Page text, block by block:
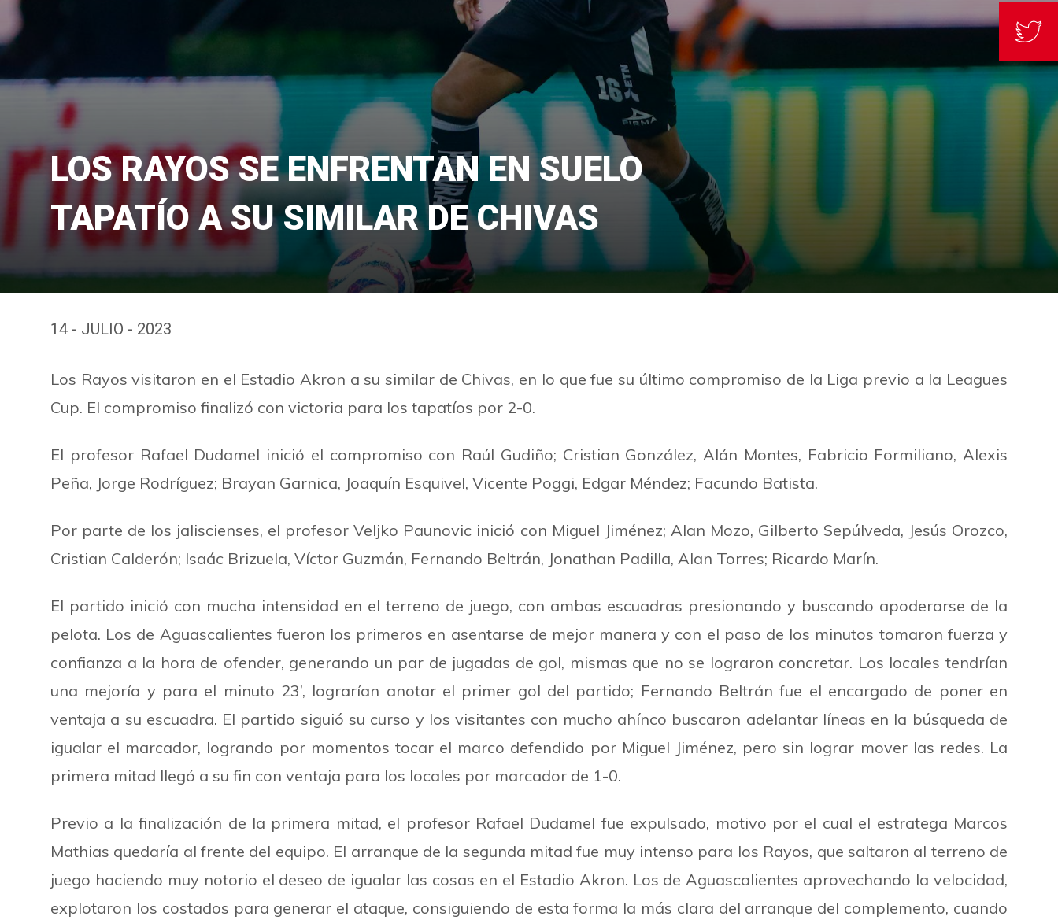
LOS RAYOS SE ENFRENTAN EN SUELO
TAPATÍO A SU SIMILAR DE CHIVAS
14 - JULIO - 2023
Los Rayos visitaron en el Estadio Akron a su similar de Chivas, en lo que fue su último compromiso de la Liga previo a la Leagues
Cup. El compromiso finalizó con victoria para los tapatíos por 2-0.
El profesor Rafael Dudamel inició el compromiso con Raúl Gudiño; Cristian González, Alán Montes, Fabricio Formiliano, Alexis
Peña, Jorge Rodríguez; Brayan Garnica, Joaquín Esquivel, Vicente Poggi, Edgar Méndez; Facundo Batista.
Por parte de los jaliscienses, el profesor Veljko Paunovic inició con Miguel Jiménez; Alan Mozo, Gilberto Sepúlveda, Jesús Orozco,
Cristian Calderón; Isaác Brizuela, Víctor Guzmán, Fernando Beltrán, Jonathan Padilla, Alan Torres; Ricardo Marín.
El partido inició con mucha intensidad en el terreno de juego, con ambas escuadras presionando y buscando apoderarse de la
pelota. Los de Aguascalientes fueron los primeros en asentarse de mejor manera y con el paso de los minutos tomaron fuerza y
confianza a la hora de ofender, generando un par de jugadas de gol, mismas que no se lograron concretar. Los locales tendrían
una mejoría y para el minuto 23’, lograrían anotar el primer gol del partido; Fernando Beltrán fue el encargado de poner en
ventaja a su escuadra. El partido siguió su curso y los visitantes con mucho ahínco buscaron adelantar líneas en la búsqueda de
igualar el marcador, logrando por momentos tocar el marco defendido por Miguel Jiménez, pero sin lograr mover las redes. La
primera mitad llegó a su fin con ventaja para los locales por marcador de 1-0.
Previo a la finalización de la primera mitad, el profesor Rafael Dudamel fue expulsado, motivo por el cual el estratega Marcos
Mathias quedaría al frente del equipo. El arranque de la segunda mitad fue muy intenso para los Rayos, que saltaron al terreno de
juego haciendo muy notorio el deseo de igualar las cosas en el Estadio Akron. Los de Aguascalientes aprovechando la velocidad,
explotaron los costados para generar el ataque, consiguiendo de esta forma la más clara del arranque del complemento, cuando